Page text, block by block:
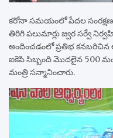
కరోనా సమయంలో పేదల సంరక్షణ
తిరిగి పలుమార్లు జ్వర సర్వే
అందించడంలో ప్రతిభ కనబరిచిన
ఐకెపి సిబ్బంది మొదలైన 500
మంత్రి సన్మానించారు.